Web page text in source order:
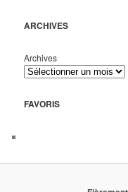
ARCHIVES
Archives
FAVORIS